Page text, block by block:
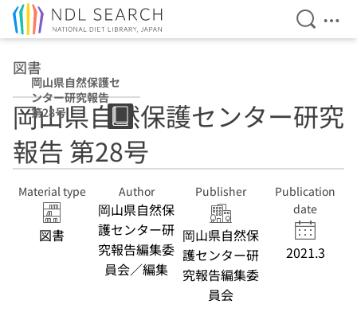
Open
図書
岡山県自然保護セ
ンター研究報告
第28号
岡山県自然保護センター研究
報告 第28号
Material type
図書
Author
岡山県自然保
護センター研
究報告編集委
員会／編集
Publisher
岡山県自然保
護センター研
究報告編集委
員会
Publication
date
2021.3